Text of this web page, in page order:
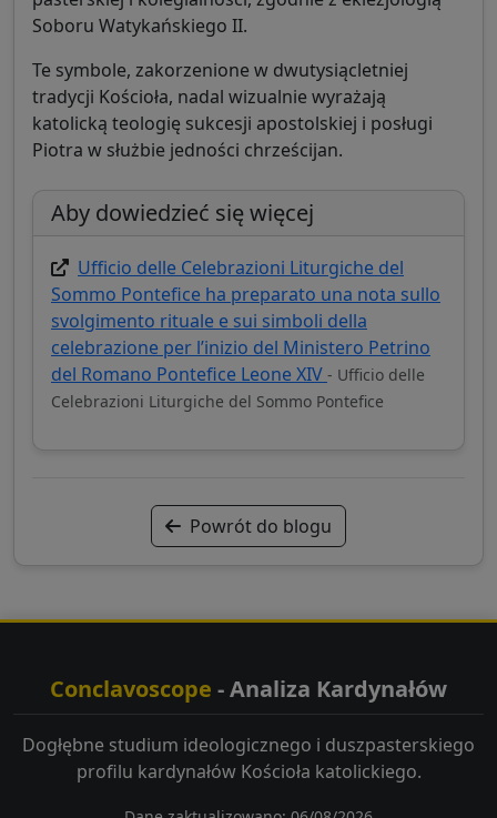
Soboru Watykańskiego II.
Te symbole, zakorzenione w dwutysiącletniej
tradycji Kościoła, nadal wizualnie wyrażają
katolicką teologię sukcesji apostolskiej i posługi
Piotra w służbie jedności chrześcijan.
Aby dowiedzieć się więcej
Ufficio delle Celebrazioni Liturgiche del
Sommo Pontefice ha preparato una nota sullo
svolgimento rituale e sui simboli della
celebrazione per l’inizio del Ministero Petrino
del Romano Pontefice Leone XIV - Ufficio delle
Celebrazioni Liturgiche del Sommo Pontefice
Powrót do blogu
Conclavoscope - Analiza Kardynałów
Dogłębne studium ideologicznego i duszpasterskiego
profilu kardynałów Kościoła katolickiego.